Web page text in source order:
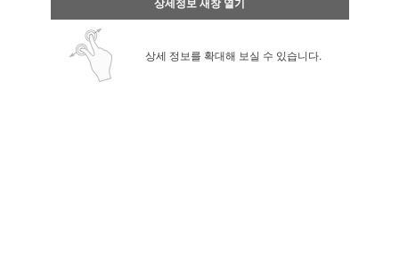
상세 정보를 확대해 보실 수 있습니다.